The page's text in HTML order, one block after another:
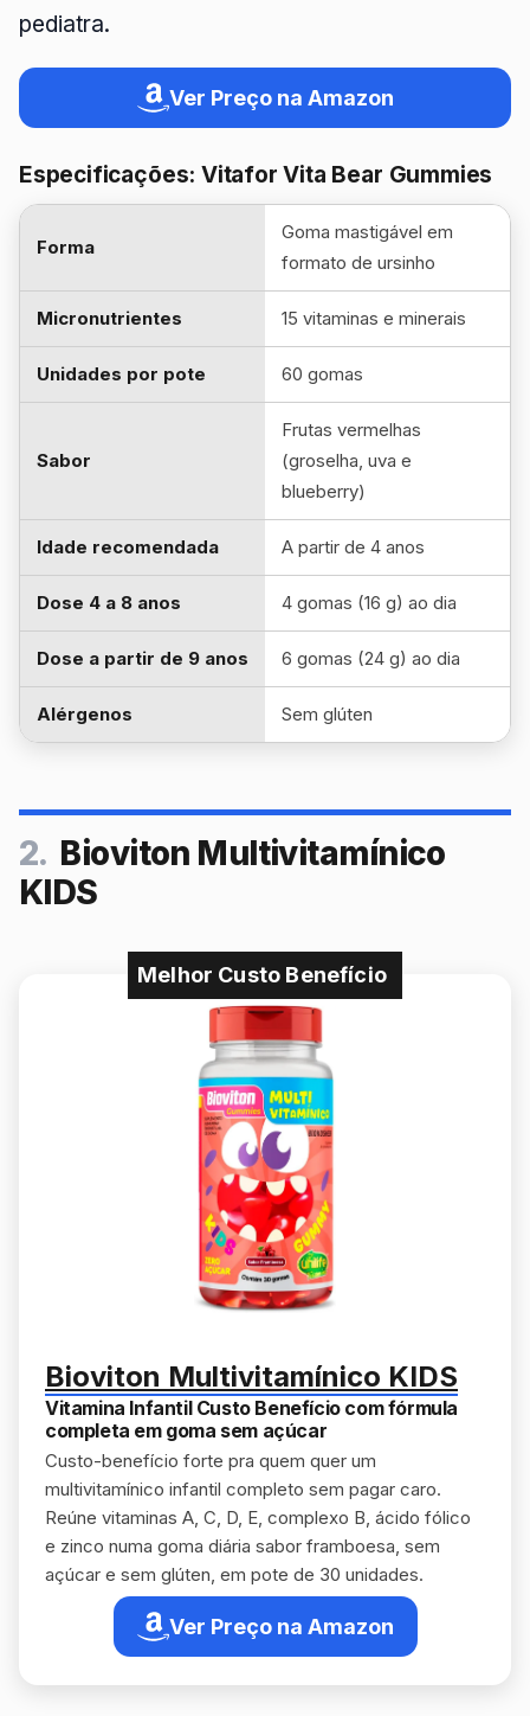
pediatra.
Ver Preço na Amazon
Especificações: Vitafor Vita Bear Gummies
Forma
Goma mastigável em
formato de ursinho
Micronutrientes 15 vitaminas e minerais
Unidades por pote 60 gomas
Sabor
Frutas vermelhas
(groselha, uva e
blueberry)
Idade recomendada A partir de 4 anos
Dose 4 a 8 anos 4 gomas (16 g) ao dia
Dose a partir de 9 anos 6 gomas (24 g) ao dia
Alérgenos Sem glúten
2. Bioviton Multivitamínico
KIDS
Melhor Custo Benefício
Bioviton Multivitamínico KIDS
Vitamina Infantil Custo Benefício com fórmula
completa em goma sem açúcar
Custo-benefício forte pra quem quer um
multivitamínico infantil completo sem pagar caro.
Reúne vitaminas A, C, D, E, complexo B, ácido fólico
e zinco numa goma diária sabor framboesa, sem
açúcar e sem glúten, em pote de 30 unidades.
Ver Preço na Amazon